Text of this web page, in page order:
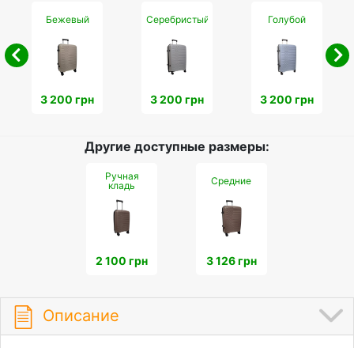
Бежевый
3 200 грн
Серебристый
3 200 грн
Голубой
3 200 грн
Другие доступные размеры:
Ручная
кладь
2 100 грн
Средние
3 126 грн
Описание